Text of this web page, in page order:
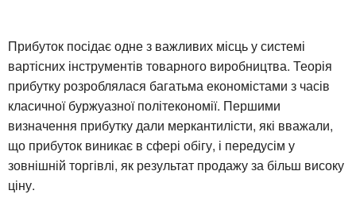
Прибуток посідає одне з важливих місць у системі
вартісних інструментів товарного виробництва. Теорія
прибутку розроблялася багатьма економістами з часів
класичної буржуазної політекономії. Першими
визначення прибутку дали меркантилісти, які вважали,
що прибуток виникає в сфері обігу, і передусім у
зовнішній торгівлі, як результат продажу за більш високу
ціну.